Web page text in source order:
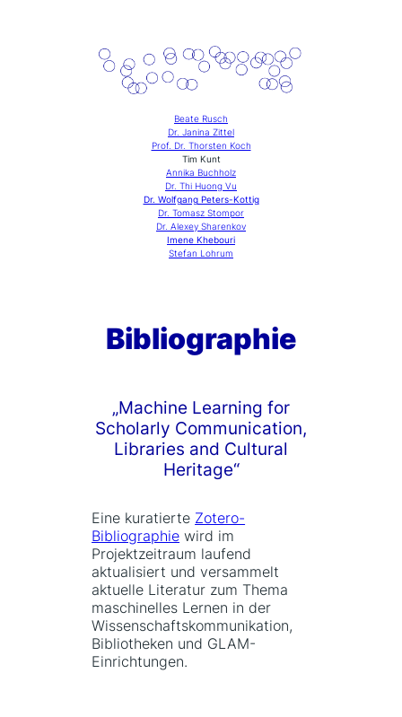
Beate Rusch
Dr. Janina Zittel
Prof. Dr. Thorsten Koch
Tim Kunt
Annika Buchholz
Dr. Thi Huong Vu
Dr. Wolfgang Peters-Kottig
Dr. Tomasz Stompor
Dr. Alexey Sharenkov
Imene Khebouri
Stefan Lohrum
Bibliographie
„Machine Learning for
Scholarly Communication,
Libraries and Cultural
Heritage“
Eine kuratierte Zotero-
Bibliographie wird im
Projektzeitraum laufend
aktualisiert und versammelt
aktuelle Literatur zum Thema
maschinelles Lernen in der
Wissenschaftskommunikation,
Bibliotheken und GLAM-
Einrichtungen.